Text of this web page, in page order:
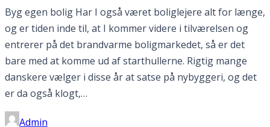
Byg egen bolig Har I også været boliglejere alt for længe,
og er tiden inde til, at I kommer videre i tilværelsen og
entrerer på det brandvarme boligmarkedet, så er det
bare med at komme ud af starthullerne. Rigtig mange
danskere vælger i disse år at satse på nybyggeri, og det
er da også klogt,…
Admin